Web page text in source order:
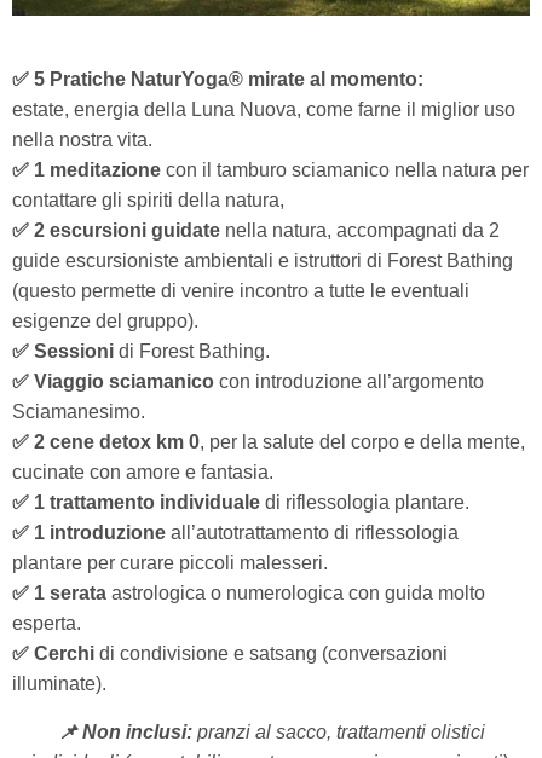
✅ 5 Pratiche NaturYoga® mirate al momento:
estate, energia della Luna Nuova, come farne il miglior uso
nella nostra vita.
✅ 1 meditazione con il tamburo sciamanico nella natura per
contattare gli spiriti della natura,
✅ 2 escursioni guidate nella natura, accompagnati da 2
guide escursioniste ambientali e istruttori di Forest Bathing
(questo permette di venire incontro a tutte le eventuali
esigenze del gruppo).
✅ Sessioni di Forest Bathing.
✅ Viaggio sciamanico con introduzione all’argomento
Sciamanesimo.
✅ 2 cene detox km 0, per la salute del corpo e della mente,
cucinate con amore e fantasia.
✅ 1 trattamento individuale di riflessologia plantare.
✅ 1 introduzione all’autotrattamento di riflessologia
plantare per curare piccoli malesseri.
✅ 1 serata astrologica o numerologica con guida molto
esperta.
✅ Cerchi di condivisione e satsang (conversazioni
illuminate).
📌 Non inclusi:pranzi al sacco, trattamenti olistici